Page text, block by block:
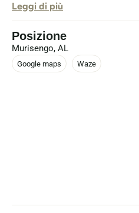
L’evento si inserisce
Bianco nel Monferrato, che si
dicembre e valorizza uno dei
territorio piemontese.
Durante le due giornate di
accoglieràproduttori
Leggi di più
Posizione
Murisengo, AL
Google maps Waze